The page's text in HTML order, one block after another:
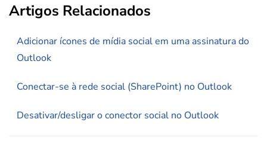
Artigos Relacionados
Adicionar ícones de mídia social em uma assinatura do
Outlook
Conectar-se à rede social (SharePoint) no Outlook
Desativar/desligar o conector social no Outlook